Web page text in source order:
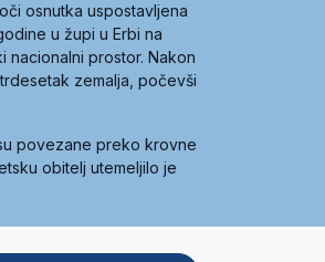
osnutka uspostavljena
u župi u Erbi na
nacionalni prostor. Nakon
zemalja, počevši
povezane preko krovne
obitelj utemeljilo je